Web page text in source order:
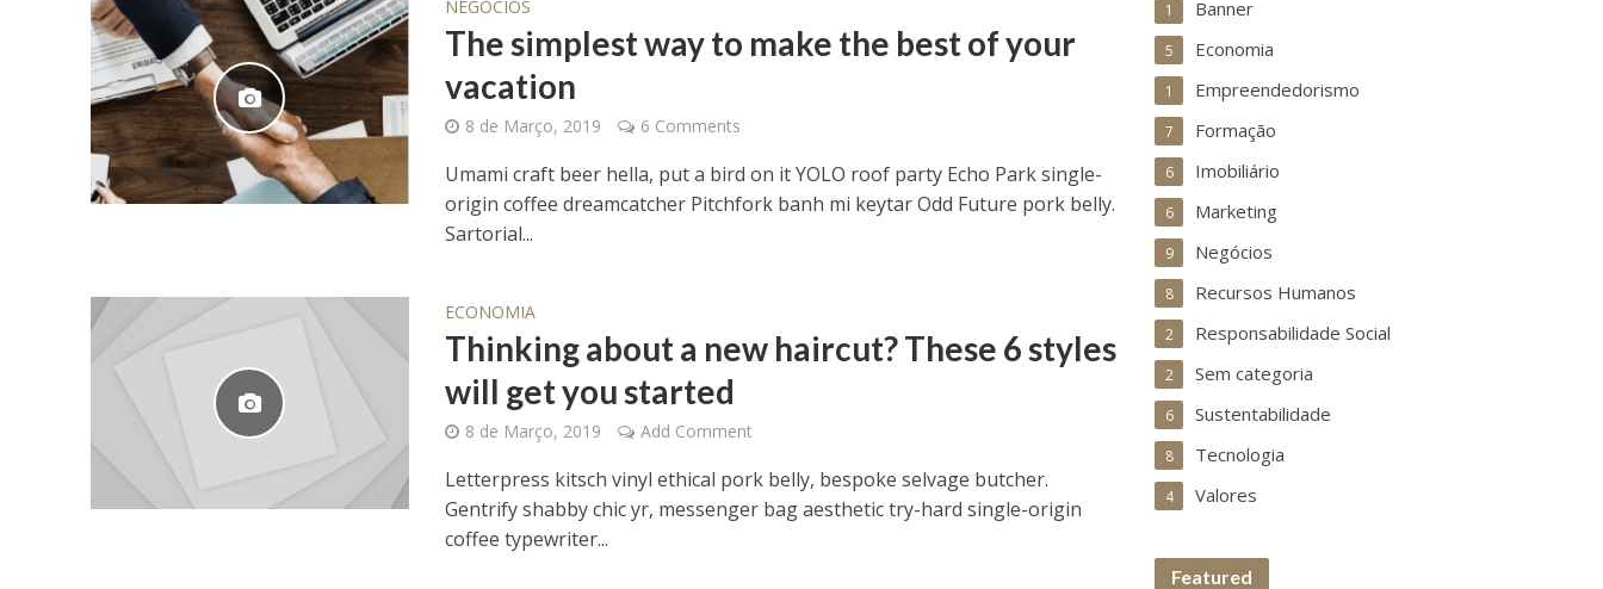
NEGÓCIOS
The simplest way to make the best of your
vacation
8 de Março, 2019 6 Comments
Umami craft beer hella, put a bird on it YOLO roof party Echo Park single-
origin coffee dreamcatcher Pitchfork banh mi keytar Odd Future pork belly.
Sartorial...
ECONOMIA
Thinking about a new haircut? These 6 styles
will get you started
8 de Março, 2019 Add Comment
Letterpress kitsch vinyl ethical pork belly, bespoke selvage butcher.
Gentrify shabby chic yr, messenger bag aesthetic try-hard single-origin
coffee typewriter...
Banner
1
Economia
5
Empreendedorismo
1
Formação
7
Imobiliário
6
Marketing
6
Negócios
9
Recursos Humanos
8
Responsabilidade Social
2
Sem categoria
2
Sustentabilidade
6
Tecnologia
8
Valores
4
Featured